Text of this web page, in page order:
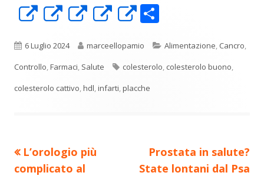
Apre
una
nuova
finestra
Apre
una
nuova
finestra
Apre
una
nuova
finestra
Apre
una
nuova
finestra
Apre
una
nuova
finestra
n
di
Pubblicato
6 Luglio 2024 Autore
marceellopamio Categorie
Alimentazione, Cancro,
Controllo,Farmaci, Salute Tag
colesterolo, colesterolo buono,
colesterolo cattivo,hdl,infarti,placche
Navigazione
Precedente
articolo:
L’orologio più
complicato al
Nuovo
articolo:
Prostata in salute?
State lontani dal Psa